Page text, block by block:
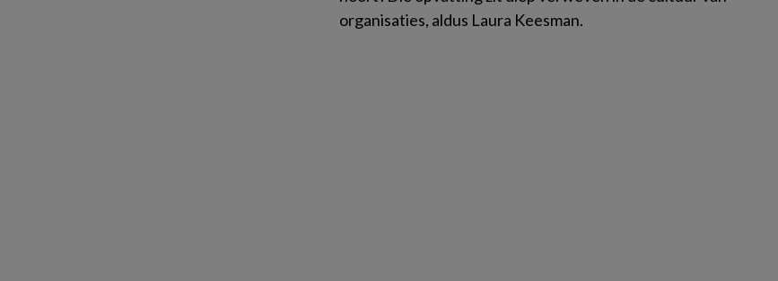
organisaties, aldus Laura Keesman.